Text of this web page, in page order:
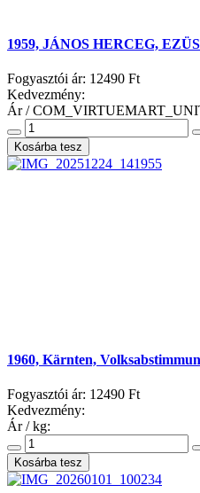
1959, JÁNOS HERCEG,
Fogyasztói ár: 12490 Ft
Kedvezmény:
Ár /
1960, Kärnten,
Fogyasztói ár: 12490 Ft
Kedvezmény:
Ár / kg: